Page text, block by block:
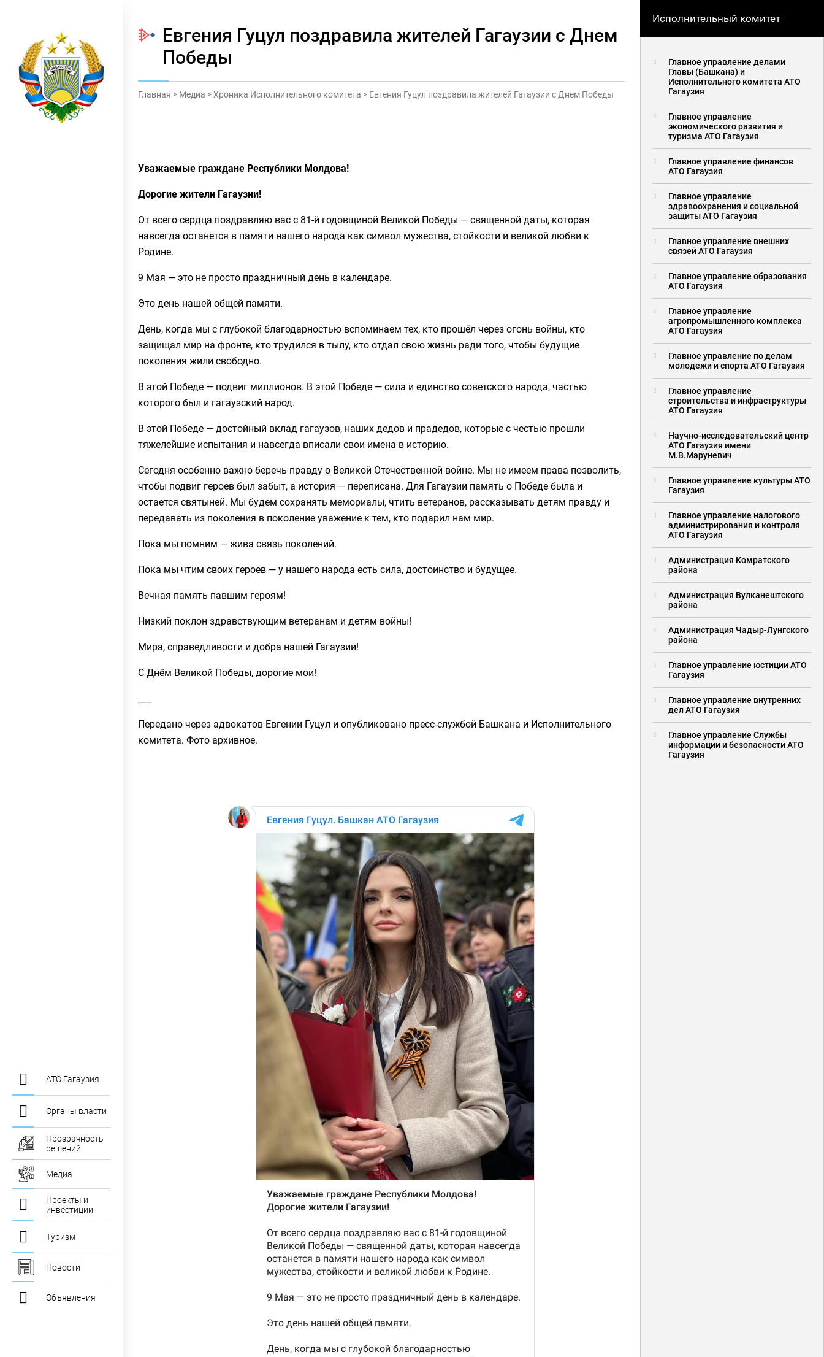
АТО Гагаузия
Органы власти
Прозрачность
решений
Медиа
Проекты и
инвестиции
Туризм
Новости
Объявления
Евгения Гуцул поздравила жителей Гагаузии с Днем
Победы
Главная > Медиа >Хроника Исполнительного комитета > Евгения Гуцул поздравила жителей Гагаузии с Днем Победы
Уважаемые граждане Республики Молдова!
Дорогие жители Гагаузии!
От всего сердца поздравляю вас с 81-й годовщиной Великой Победы — священной даты, которая
навсегда останется в памяти нашего народа как символ мужества, стойкости и великой любви к
Родине.
9 Мая — это не просто праздничный день в календаре.
Это день нашей общей памяти.
День, когда мы с глубокой благодарностью вспоминаем тех, кто прошёл через огонь войны, кто
защищал мир на фронте, кто трудился в тылу, кто отдал свою жизнь ради того, чтобы будущие
поколения жили свободно.
В этой Победе — подвиг миллионов. В этой Победе — сила и единство советского народа, частью
которого был и гагаузский народ.
В этой Победе — достойный вклад гагаузов, наших дедов и прадедов, которые с честью прошли
тяжелейшие испытания и навсегда вписали свои имена в историю.
Сегодня особенно важно беречь правду о Великой Отечественной войне. Мы не имеем права позволить,
чтобы подвиг героев был забыт, а история — переписана. Для Гагаузии память о Победе была и
остается святыней. Мы будем сохранять мемориалы, чтить ветеранов, рассказывать детям правду и
передавать из поколения в поколение уважение к тем, кто подарил нам мир.
Пока мы помним — жива связь поколений.
Пока мы чтим своих героев — у нашего народа есть сила, достоинство и будущее.
Вечная память павшим героям!
Низкий поклон здравствующим ветеранам и детям войны!
Мира, справедливости и добра нашей Гагаузии!
С Днём Великой Победы, дорогие мои!
Передано через адвокатов Евгении Гуцул и опубликовано пресс-службой Башкана и Исполнительного
комитета. Фото архивное.
Исполнительный комитет
Главное управление делами
Главы (Башкана) и
Исполнительного комитета АТО
Гагаузия
Главное управление
экономического развития и
туризма АТО Гагаузия
Главное управление финансов
АТО Гагаузия
Главное управление
здравоохранения и социальной
защиты АТО Гагаузия
Главное управление внешних
связей АТО Гагаузия
Главное управление образования
АТО Гагаузия
Главное управление
агропромышленного комплекса
АТО Гагаузия
Главное управление по делам
молодежи и спорта АТО Гагаузия
Главное управление
строительства и инфраструктуры
АТО Гагаузия
Научно-исследовательский центр
АТО Гагаузия имени
М.В.Маруневич
Главное управление культуры АТО
Гагаузия
Главное управление налогового
администрирования и контроля
АТО Гагаузия
Администрация Комратского
района
Администрация Вулканештского
района
Администрация Чадыр-Лунгского
района
Главное управление юстиции АТО
Гагаузия
Главное управление внутренних
дел АТО Гагаузия
Главное управление Службы
информации и безопасности АТО
Гагаузия